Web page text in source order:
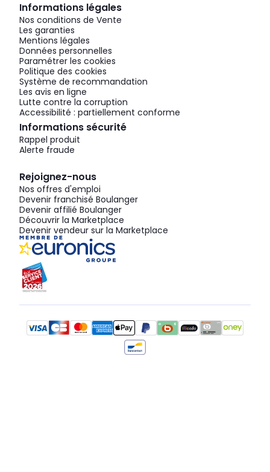
Informations légales
Nos conditions de Vente
Les garanties
Mentions légales
Données personnelles
Paramétrer les cookies
Politique des cookies
Système de recommandation
Les avis en ligne
Lutte contre la corruption
Accessibilité : partiellement conforme
Informations sécurité
Rappel produit
Alerte fraude
Rejoignez-nous
Nos offres d'emploi
Devenir franchisé Boulanger
Devenir affilié Boulanger
Découvrir la Marketplace
Devenir vendeur sur la Marketplace